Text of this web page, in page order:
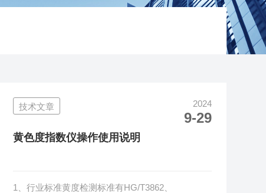
技术文章 2024
9-29
黄色度指数仪操作使用说明
1、行业标准黄度检测标准有HG/T3862、